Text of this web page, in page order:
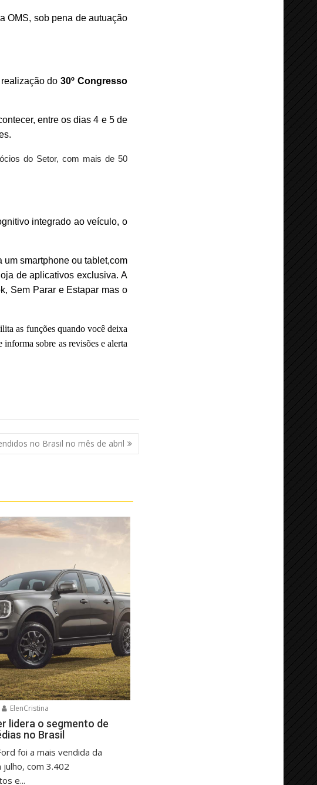
OMS, sob pena de autuação
realização do30º Congresso
entre os dias 4 e 5 de
do Setor, com mais de 50
integrado ao veículo, o
smartphone ou tablet,com
de aplicativos exclusiva.A
Sem Parar e Estapar mas o
as funções quando você deixa
sobre as revisões e alerta
no Brasil no mês de abril
ElenCristina
lidera o segmento de
no Brasil
foi a mais vendida da
com 3.402
e...